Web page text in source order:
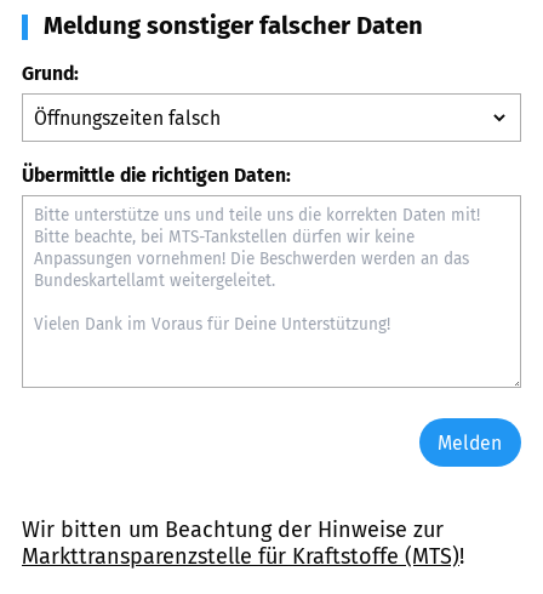
Meldung sonstiger falscher Daten
Grund:
Übermittle die richtigen Daten:
Melden
Wir bitten um Beachtung der Hinweise zur
Markttransparenzstelle für Kraftstoffe (MTS)!